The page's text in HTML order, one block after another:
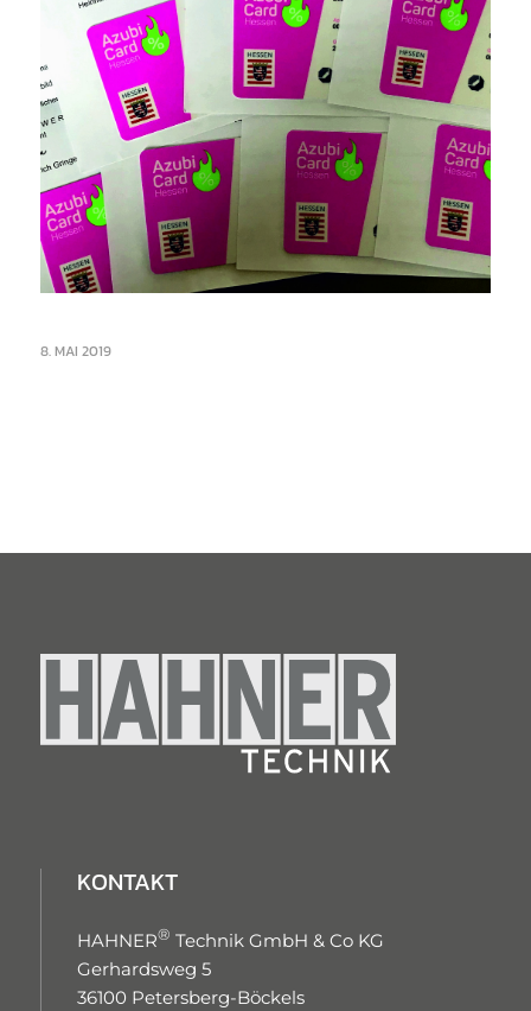
8. MAI 2019
KONTAKT
HAHNER® Technik GmbH & Co KG
Gerhardsweg 5
36100 Petersberg-Böckels